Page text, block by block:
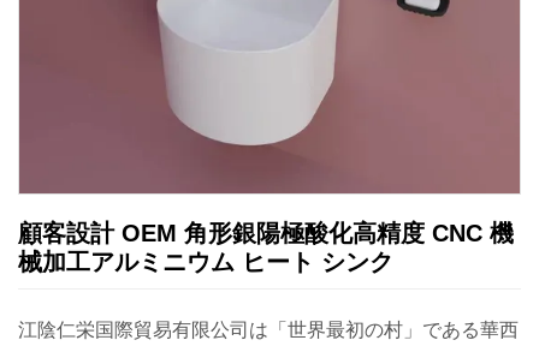
顧客設計 OEM 角形銀陽極酸化高精度 CNC 機
械加工アルミニウム ヒート シンク
江陰仁栄国際貿易有限公司は「世界最初の村」である華西